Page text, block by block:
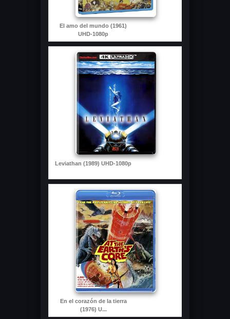
El amo del mundo (1961)
UHD-1080p
Leviathan (1989) UHD-1080p
En el corazón de la tierra
(1976) U...